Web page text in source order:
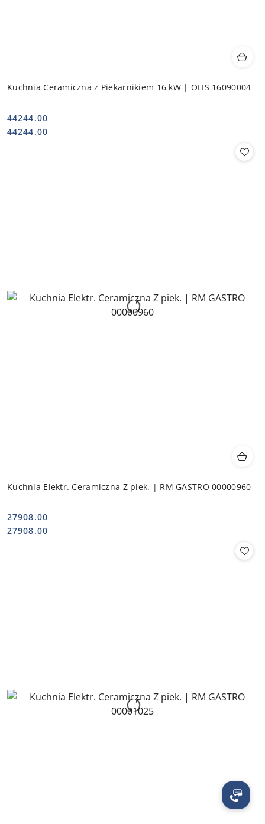
Kuchnia Ceramiczna z Piekarnikiem 16 kW | OLIS 16090004
Cena:
44244.00
Cena:
44244.00
Kuchnia Elektr. Ceramiczna Z piek. | RM GASTRO 00000960
Cena:
27908.00
Cena:
27908.00